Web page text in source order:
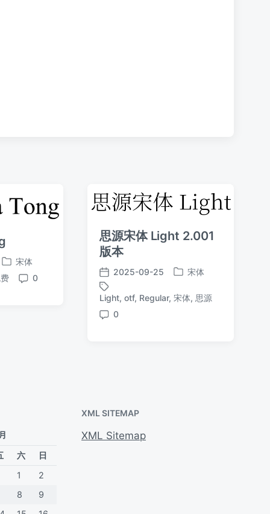
发
布
宋体
评
0
思源宋体 Light 2.001
版本
发
布
日
期
2025-09-25
发
于
宋体
标
签
Light,otf, Regular,宋体,思源
评
0
六
日
1
2
8
9
XML SITEMAP
XML Sitemap